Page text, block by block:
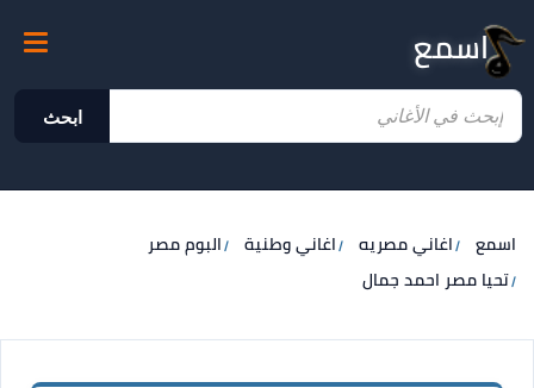
اسمع
ابحث
اسمع اغاني مصريه اغاني وطنية
البوم مصر
تحيا مصر احمد جمال